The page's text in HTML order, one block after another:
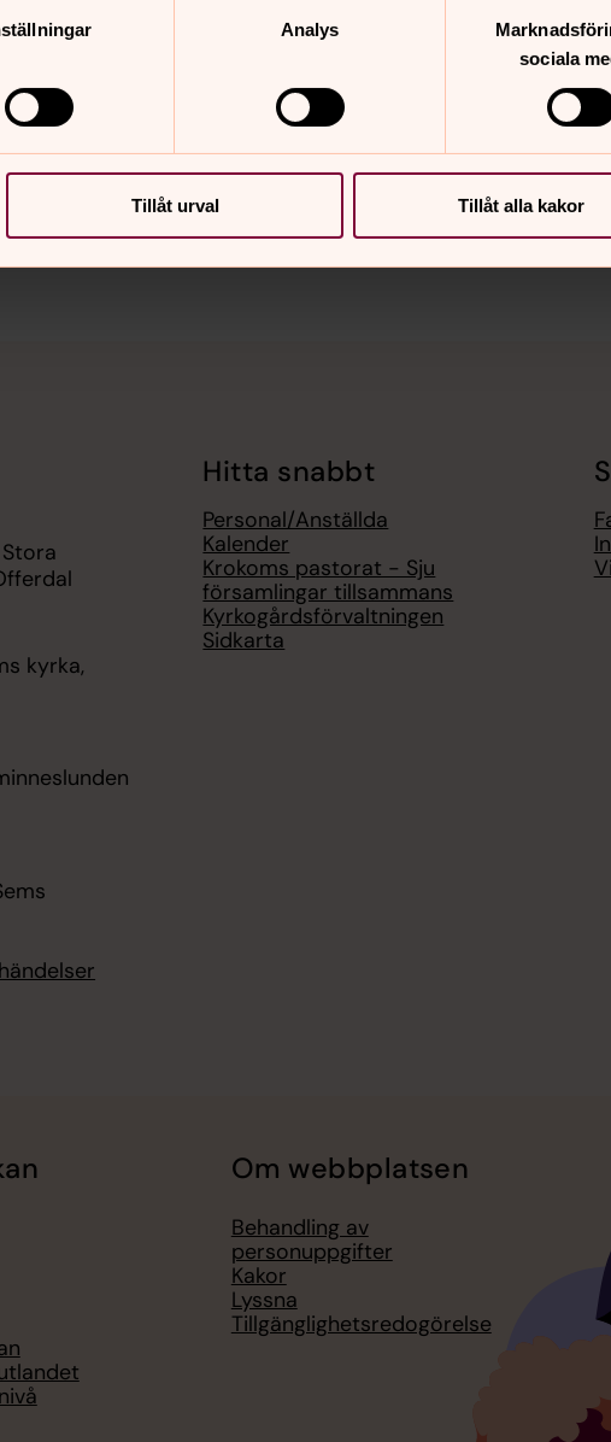
Analys
sociala
Tillåt urval Tillåt alla kakor
kyrka,
Hitta snabbt
Personal/Anställda
Kalender
Krokoms pastorat - Sju
församlingar tillsammans
Kyrkogårdsförvaltningen
Sidkarta
Om webbplatsen
Behandling av
personuppgifter
Kakor
Lyssna
Tillgänglighetsredogörelse